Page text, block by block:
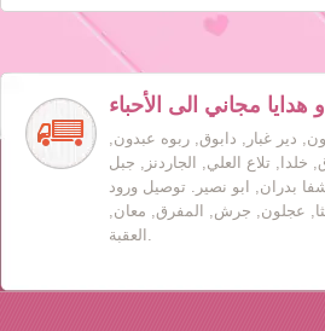
مجاني الى الأحباء
دير غبار, دابوق, ربوه عبدون,
تلاع العلي, الجاردنز, جبل
بدران, ابو نصير. توصيل ورود
عجلون, جرش, المفرق, معان,
العقبة.